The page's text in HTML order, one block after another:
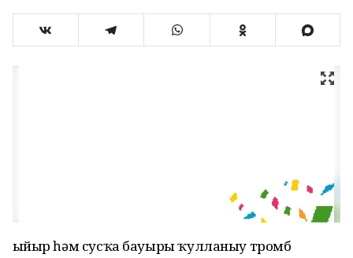
Һыйыр һәм сусҡа бауыры ҡулланыу тромб